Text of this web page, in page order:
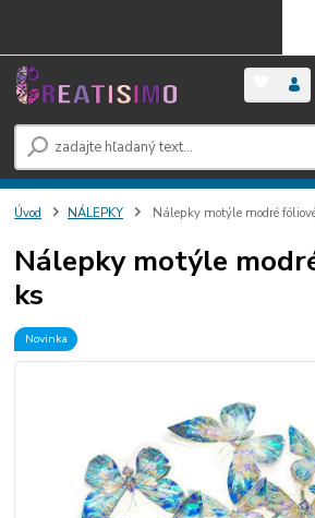
Úvod NÁLEPKY Nálepky motýle modré
Nálepky motýle
ks
Novinka